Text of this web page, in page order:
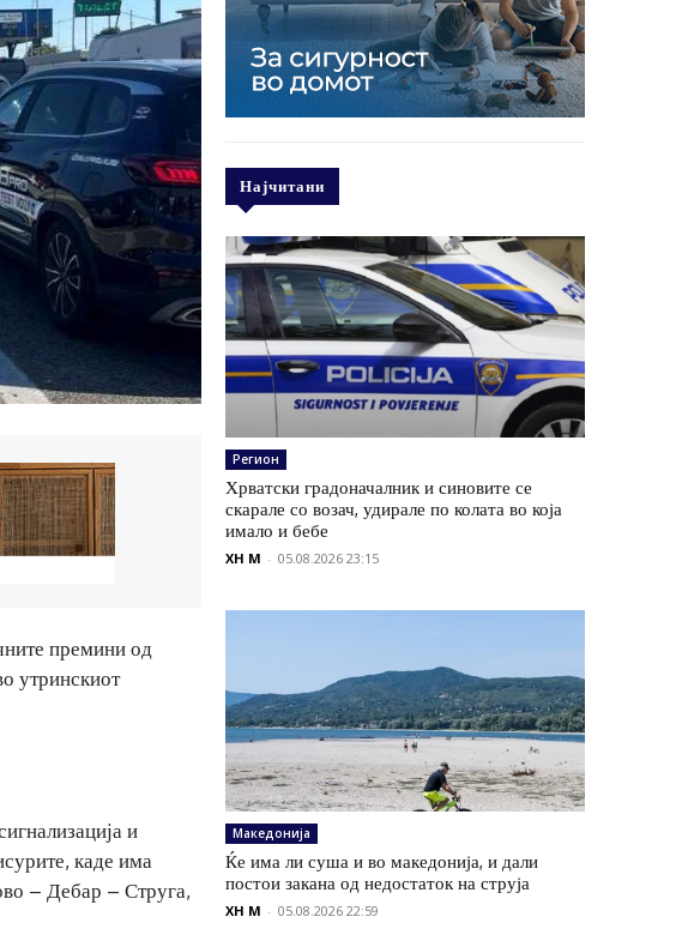
премини од
утринскиот
и
каде има
– Дебар – Струга,
Најчитани
Регион
Хрватски градоначалник и синовите се
скарале со возач, удирале по колата во која
имало и бебе
XH M - 05.08.2026 23:15
Македонија
Ќе има ли суша и во македонија, и дали
постои закана од недостаток на струја
XH M - 05.08.2026 22:59